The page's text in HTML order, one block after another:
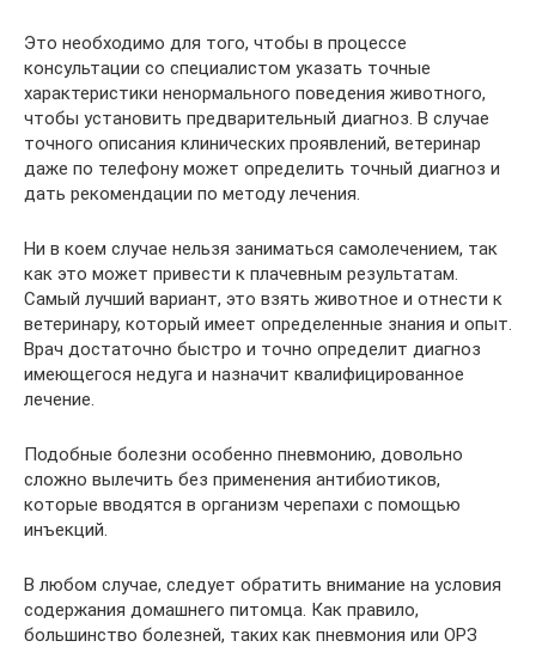
Это необходимо для того, чтобы в процессе
консультации со специалистом указать точные
характеристики ненормального поведения животного,
чтобы установить предварительный диагноз. В случае
точного описания клинических проявлений, ветеринар
даже по телефону может определить точный диагноз и
дать рекомендации по методу лечения.
Ни в коем случае нельзя заниматься самолечением, так
как это может привести к плачевным результатам.
Самый лучший вариант, это взять животное и отнести к
ветеринару, который имеет определенные знания и опыт.
Врач достаточно быстро и точно определит диагноз
имеющегося недуга и назначит квалифицированное
лечение.
Подобные болезни особенно пневмонию, довольно
сложно вылечить без применения антибиотиков,
которые вводятся в организм черепахи с помощью
инъекций.
В любом случае, следует обратить внимание на условия
содержания домашнего питомца. Как правило,
большинство болезней, таких как пневмония или ОРЗ